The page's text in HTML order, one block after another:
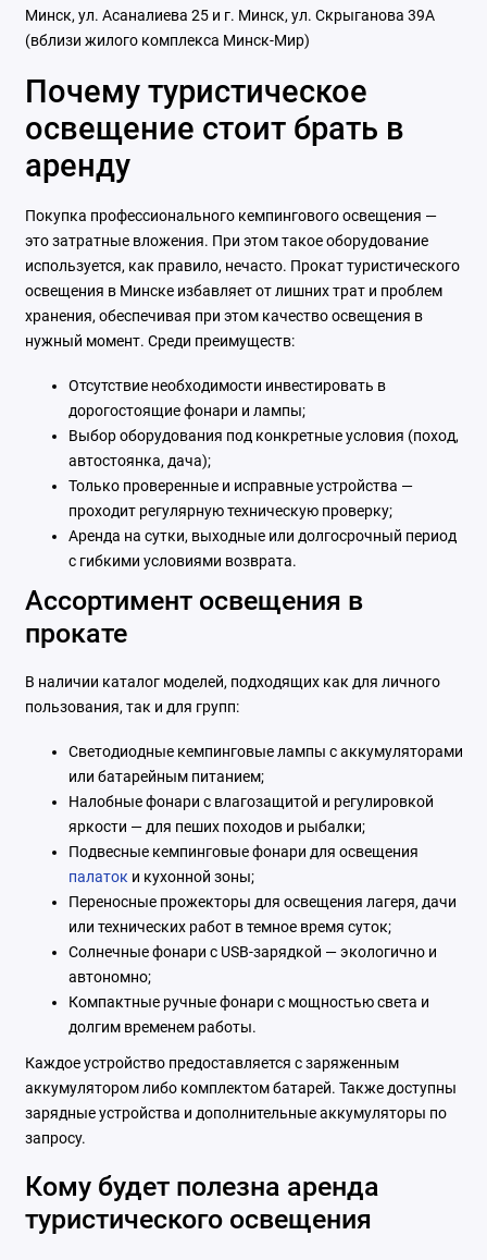
Минск, ул. Асаналиева 25 и г. Минск, ул. Скрыганова 39А
(вблизи жилого комплекса Минск-Мир)
Почему туристическое
освещение стоит брать в
аренду
Покупка профессионального кемпингового освещения —
это затратные вложения. При этом такое оборудование
используется, как правило, нечасто. Прокат туристического
освещения в Минске избавляет от лишних трат и проблем
хранения, обеспечивая при этом качество освещения в
нужный момент. Среди преимуществ:
Отсутствие необходимости инвестировать в
дорогостоящие фонари и лампы;
Выбор оборудования под конкретные условия (поход,
автостоянка, дача);
Только проверенные и исправные устройства —
проходит регулярную техническую проверку;
Аренда на сутки, выходные или долгосрочный период
с гибкими условиями возврата.
Ассортимент освещения в
прокате
В наличии каталог моделей, подходящих как для личного
пользования, так и для групп:
Светодиодные кемпинговые лампы с аккумуляторами
или батарейным питанием;
Налобные фонари с влагозащитой и регулировкой
яркости — для пеших походов и рыбалки;
Подвесные кемпинговые фонари для освещения
палаток и кухонной зоны;
Переносные прожекторы для освещения лагеря, дачи
или технических работ в темное время суток;
Солнечные фонари с USB-зарядкой — экологично и
автономно;
Компактные ручные фонари с мощностью света и
долгим временем работы.
Каждое устройство предоставляется с заряженным
аккумулятором либо комплектом батарей. Также доступны
зарядные устройства и дополнительные аккумуляторы по
запросу.
Кому будет полезна аренда
туристического освещения